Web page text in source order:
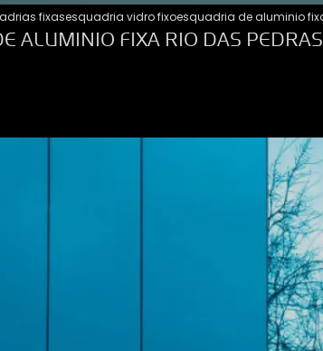
fixasesquadria vidro fixoesquadria de aluminio
ALUMINIO FIXA RIO DAS PEDRAS